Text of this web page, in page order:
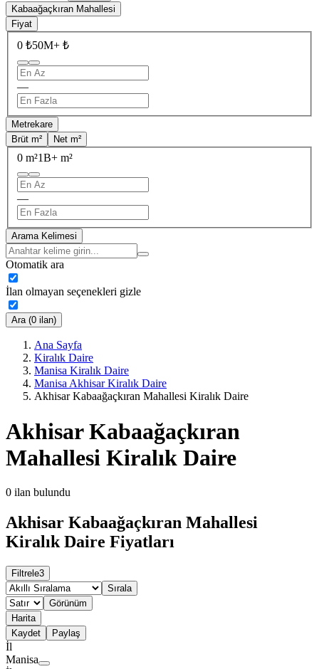
Kabaağaçkıran Mahallesi
Fiyat
0 ₺50M+ ₺
—
Metrekare
Brüt m²
Net m²
0 m²1B+ m²
—
Arama Kelimesi
Otomatik ara
İlan olmayan seçenekleri gizle
Ara (0 ilan)
Ana Sayfa
Kiralık Daire
Manisa Kiralık Daire
Manisa Akhisar Kiralık Daire
Akhisar Kabaağaçkıran Mahallesi Kiralık Daire
Akhisar Kabaağaçkıran
Mahallesi Kiralık Daire
0 ilan bulundu
Akhisar Kabaağaçkıran Mahallesi
Kiralık Daire Fiyatları
Filtrele3
Sırala
Görünüm
Harita
Kaydet
Paylaş
İl
Manisa